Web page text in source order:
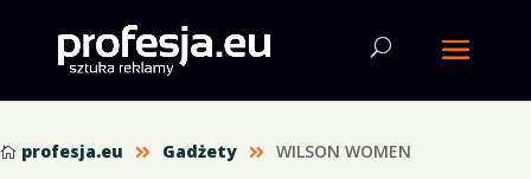
 profesja.eu  Gadżety  WILSON WOMEN